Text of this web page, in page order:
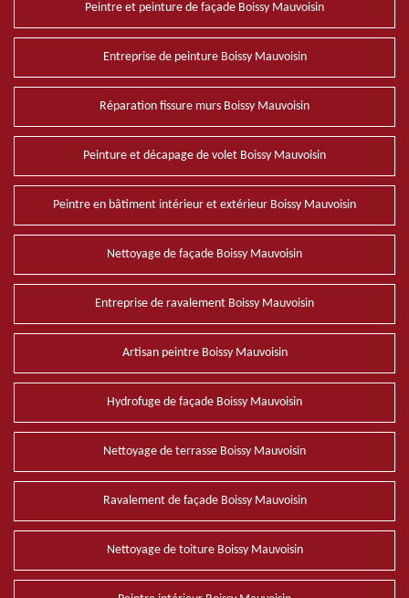
Peintre et peinture de façade Boissy Mauvoisin
Entreprise de peinture Boissy Mauvoisin
Réparation fissure murs Boissy Mauvoisin
Peinture et décapage de volet Boissy Mauvoisin
Peintre en bâtiment intérieur et extérieur Boissy Mauvoisin
Nettoyage de façade Boissy Mauvoisin
Entreprise de ravalement Boissy Mauvoisin
Artisan peintre Boissy Mauvoisin
Hydrofuge de façade Boissy Mauvoisin
Nettoyage de terrasse Boissy Mauvoisin
Ravalement de façade Boissy Mauvoisin
Nettoyage de toiture Boissy Mauvoisin